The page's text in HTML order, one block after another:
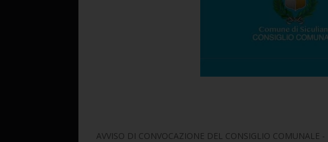
AVVISO DI CONVOCAZIONE DEL CONSIGLIO